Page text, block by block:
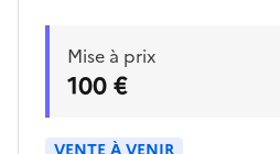
d'un nid de guêpe à
uniquement le jeudi 30/07/
15h00 sur rendez vous pris
sur
Mise à prix
100 €